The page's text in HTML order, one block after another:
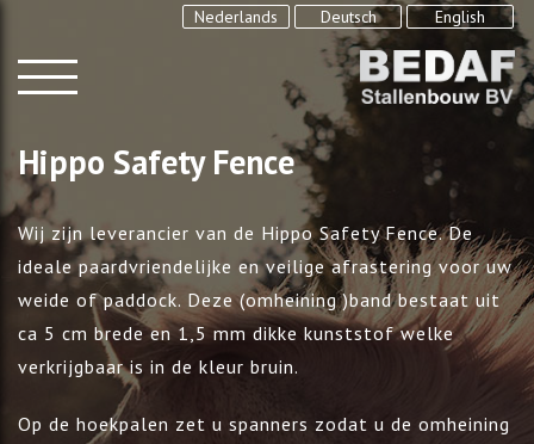
Nederlands Deutsch English
Hippo Safety Fence
Wij zijn leverancier van de Hippo Safety Fence. De
ideale paardvriendelijke en veilige afrastering voor uw
weide of paddock. Deze (omheining )band bestaat uit
ca 5 cm brede en 1,5 mm dikke kunststof welke
verkrijgbaar is in de kleur bruin.
Op de hoekpalen zet u spanners zodat u de omheining